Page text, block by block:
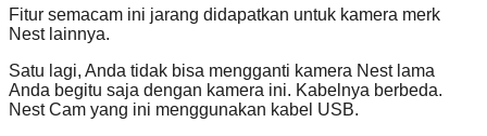
Fitur semacam ini jarang didapatkan untuk kamera merk
Nest lainnya.
Satu lagi, Anda tidak bisa mengganti kamera Nest lama
Anda begitu saja dengan kamera ini. Kabelnya berbeda.
Nest Cam yang ini menggunakan kabel USB.